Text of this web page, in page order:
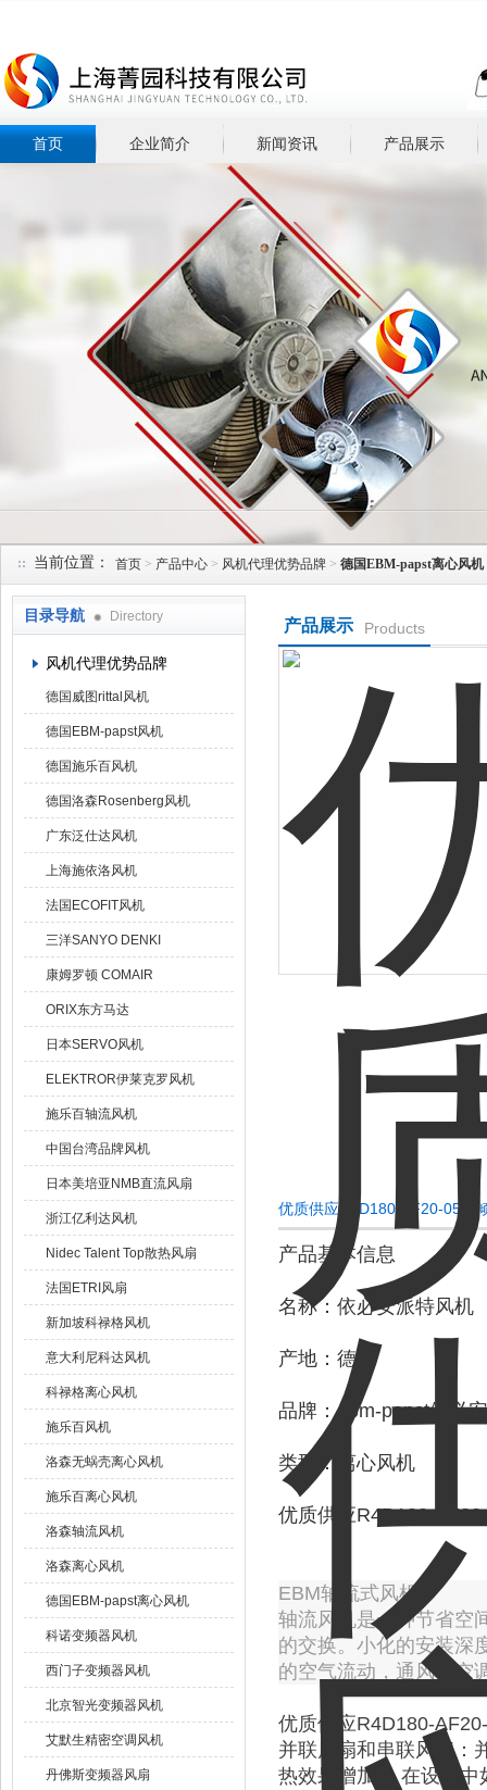
首页 企业简介 新闻资讯 产品展示
当前位置： 首页 > 产品中心 > 风机代理优势品牌 > 德国EBM-papst离心风机
目录导航 Directory
风机代理优势品牌
德国威图rittal风机
德国EBM-papst风机
德国施乐百风机
德国洛森Rosenberg风机
广东泛仕达风机
上海施依洛风机
法国ECOFIT风机
三洋SANYO DENKI
康姆罗顿 COMAIR
ORIX东方马达
日本SERVO风机
ELEKTROR伊莱克罗风机
施乐百轴流风机
中国台湾品牌风机
日本美培亚NMB直流风扇
浙江亿利达风机
Nidec Talent Top散热风扇
法国ETRI风扇
新加坡科禄格风机
意大利尼科达风机
科禄格离心风机
施乐百风机
洛森无蜗壳离心风机
施乐百离心风机
洛森轴流风机
洛森离心风机
德国EBM-papst离心风机
科诺变频器风机
西门子变频器风机
北京智光变频器风机
艾默生精密空调风机
丹佛斯变频器风扇
产品展示 Products
优质供应R4D180-AF20-05后
产品基本信息
名称：依必安派特风机
产地：德国
品牌：ebm-papst依必
类型：离心风机
优质供应R4D180-
EBM轴流式风机
轴流风机是一种节省空
的交换。小化的安装深
的空气流动，通风、空
优质供应R4D180-
并联风扇和串联风扇：
热效果增加， 在设计